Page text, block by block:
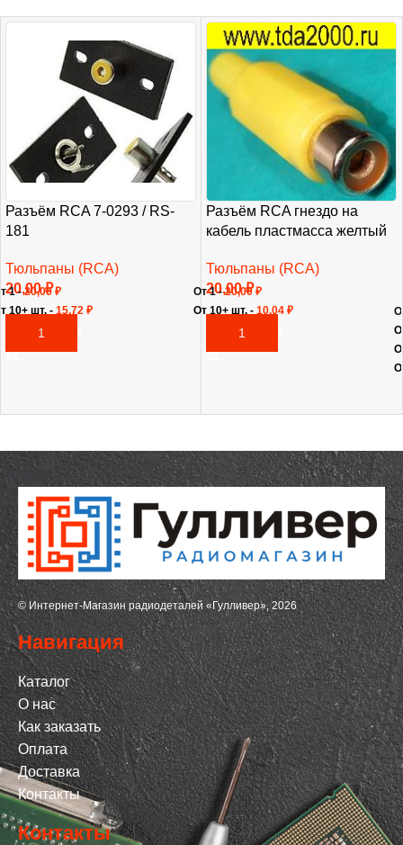
Разъём RCA 7-0293 / RS-
181
Тюльпаны (RCA)
20,00₽
В КОРЗИНУ
1 -20,00₽
10+ шт. - 15,72 ₽
Разъём RCA гнездо на
кабель пластмасса желтый
Тюльпаны (RCA)
20,00₽
В КОРЗИНУ
От 1 -20,00₽
От 10+ шт. - 10,04 ₽
© Интернет-Магазин радиодеталей «Гулливер», 2026
Навигация
Каталог
О нас
Как заказать
Оплата
Доставка
Контакты
Контакты